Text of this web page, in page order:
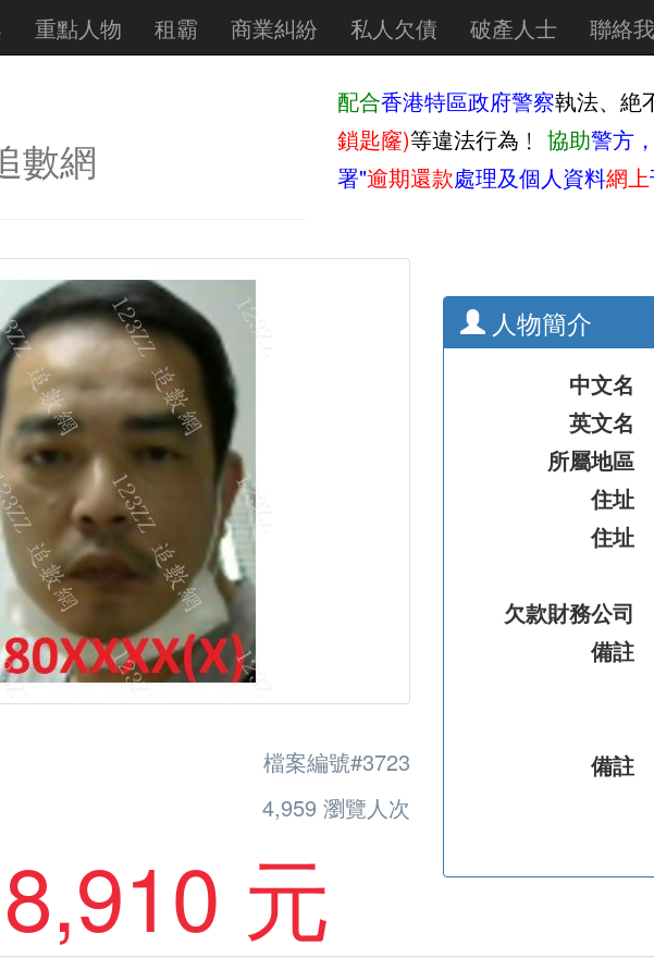
重點人物 租霸 商業糾紛 私人欠債 破產人士 聯絡
數網
配合香港特區政府警察執法、絶
鎖匙窿)等違法行為﹗ 協助警方，
署"逾期還款處理及個人資料網上
檔案編號#3723
4,959 瀏覽人次
元
人物簡介
中文名
英文名
所屬地區
住址
住址
欠款財務公司
備註
備註